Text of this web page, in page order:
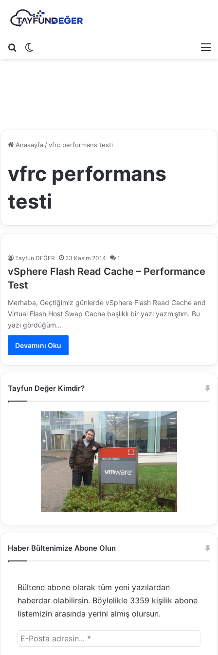
Arama yap ...
Anasayfa/vfrc performans testi
vfrc performans
testi
Tayfun DEĞER 23 Kasım 2014 1
vSphere Flash Read Cache – Performance
Test
Merhaba, Geçtiğimiz günlerde vSphere Flash Read Cache and
Virtual Flash Host Swap Cache başlıklı bir yazı yazmıştım. Bu
yazı gördüğüm…
Devamını Oku
Tayfun Değer Kimdir?
Haber Bültenimize Abone Olun
Bültene abone olarak tüm yeni yazılardan
haberdar olabilirsin. Böylelikle 3359 kişilik abone
listemizin arasında yerini almış olursun.